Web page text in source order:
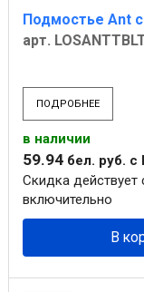
Подмостье Ant
арт.
ПОДРОБНЕЕ
в наличии
59.94 бел. руб. с
Скидка действует
включительно
В